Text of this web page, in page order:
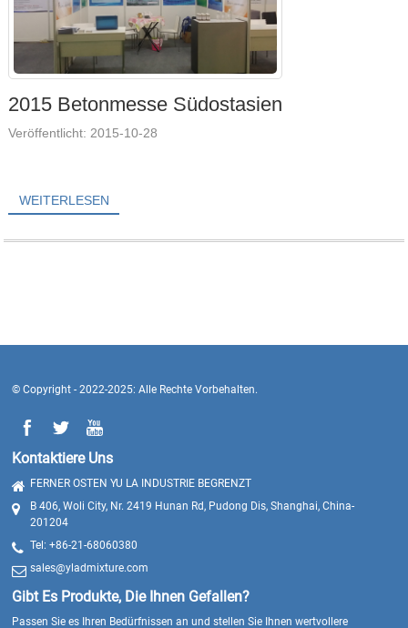
2015 Betonmesse Südostasien
Veröffentlicht: 2015-10-28
WEITERLESEN
© Copyright - 2022-2025: Alle Rechte Vorbehalten.
Kontaktiere Uns
FERNER OSTEN YU LA INDUSTRIE BEGRENZT
B 406, Woli City, Nr. 2419 Hunan Rd, Pudong Dis, Shanghai, China-
201204
Tel: +86-21-68060380
sales@yladmixture.com
Gibt Es Produkte, Die Ihnen Gefallen?
Passen Sie es Ihren Bedürfnissen an und stellen Sie Ihnen wertvollere